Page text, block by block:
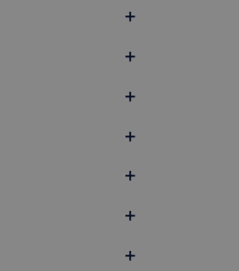
+
+
+
+
+
+
+